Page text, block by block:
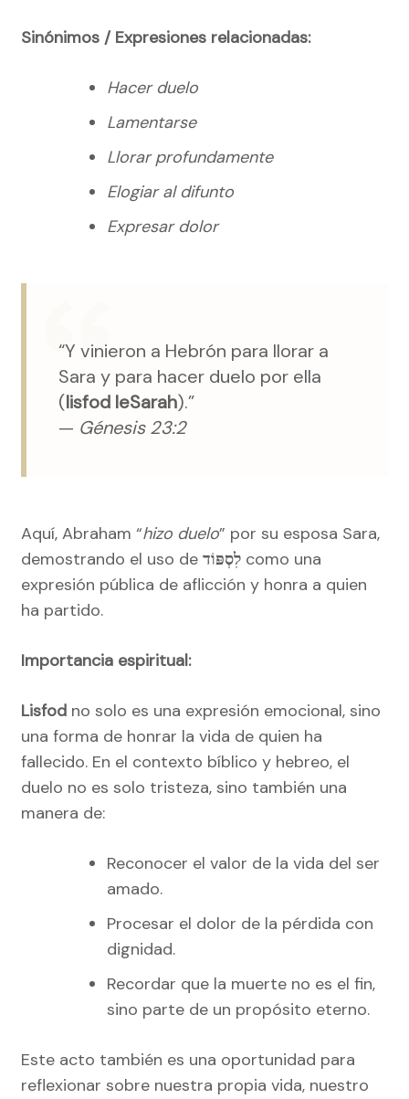
Sinónimos / Expresiones relacionadas:
Hacer duelo
Lamentarse
Llorar profundamente
Elogiar al difunto
Expresar dolor
“Y vinieron a Hebrón para llorar a
Sara y para hacer duelo por ella
(lisfod leSarah).”
— Génesis 23:2
Aquí, Abraham “hizo duelo” por su esposa Sara,
demostrando el uso de לִסְפּוֹד como una
expresión pública de aflicción y honra a quien
ha partido.
Importancia espiritual:
Lisfod no solo es una expresión emocional, sino
una forma de honrar la vida de quien ha
fallecido. En el contexto bíblico y hebreo, el
duelo no es solo tristeza, sino también una
manera de:
Reconocer el valor de la vida del ser
amado.
Procesar el dolor de la pérdida con
dignidad.
Recordar que la muerte no es el fin,
sino parte de un propósito eterno.
Este acto también es una oportunidad para
reflexionar sobre nuestra propia vida, nuestro